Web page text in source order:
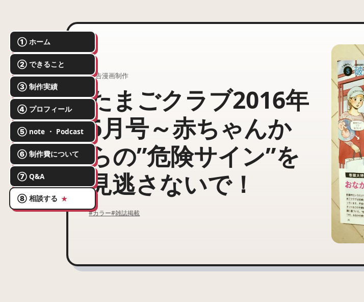
① ホーム
② できること
③ 制作実績
④ プロフィール
⑤ note ・ Podcast
⑥ 制作費について
⑦ Q&A
⑧ 相談する ★
広告漫画制作
たまごクラブ2016年
6月号～赤ちゃんか
らの”危険サイン”を
見逃さないで！
#カラー#雑誌掲載